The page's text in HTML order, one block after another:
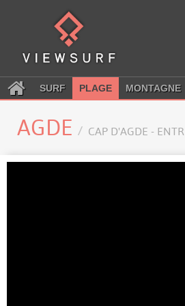
SURF PLAGE MONTAGNE
AGDE CAP D'AGDE -